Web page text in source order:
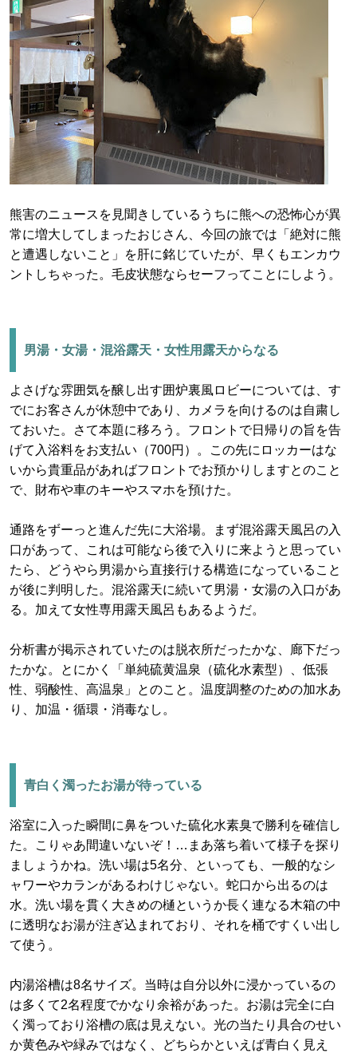
熊害のニュースを見聞きしているうちに熊への恐怖心が異
常に増大してしまったおじさん、今回の旅では「絶対に熊
と遭遇しないこと」を肝に銘じていたが、早くもエンカウ
ントしちゃった。毛皮状態ならセーフってことにしよう。
男湯・女湯・混浴露天・女性用露天からなる
よさげな雰囲気を醸し出す囲炉裏風ロビーについては、す
でにお客さんが休憩中であり、カメラを向けるのは自粛し
ておいた。さて本題に移ろう。フロントで日帰りの旨を告
げて入浴料をお支払い（700円）。この先にロッカーはな
いから貴重品があればフロントでお預かりしますとのこと
で、財布や車のキーやスマホを預けた。
通路をずーっと進んだ先に大浴場。まず混浴露天風呂の入
口があって、これは可能なら後で入りに来ようと思ってい
たら、どうやら男湯から直接行ける構造になっていること
が後に判明した。混浴露天に続いて男湯・女湯の入口があ
る。加えて女性専用露天風呂もあるようだ。
分析書が掲示されていたのは脱衣所だったかな、廊下だっ
たかな。とにかく「単純硫黄温泉（硫化水素型）、低張
性、弱酸性、高温泉」とのこと。温度調整のための加水あ
り、加温・循環・消毒なし。
青白く濁ったお湯が待っている
浴室に入った瞬間に鼻をついた硫化水素臭で勝利を確信し
た。こりゃあ間違いないぞ！…まあ落ち着いて様子を探り
ましょうかね。洗い場は5名分、といっても、一般的なシ
ャワーやカランがあるわけじゃない。蛇口から出るのは
水。洗い場を貫く大きめの樋というか長く連なる木箱の中
に透明なお湯が注ぎ込まれており、それを桶ですくい出し
て使う。
内湯浴槽は8名サイズ。当時は自分以外に浸かっているの
は多くて2名程度でかなり余裕があった。お湯は完全に白
く濁っており浴槽の底は見えない。光の当たり具合のせい
か黄色みや緑みではなく、どちらかといえば青白く見え